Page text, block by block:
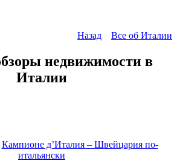
Назад Все об Италии
недвижимости в
Италии
Кампионе д’Италия – Швейцария по-
итальянски